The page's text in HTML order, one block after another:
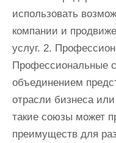
использовать
компании и
услуг. 2.
Профессиональные
объединением
отрасли бизнеса
такие союзы может
преимуществ для